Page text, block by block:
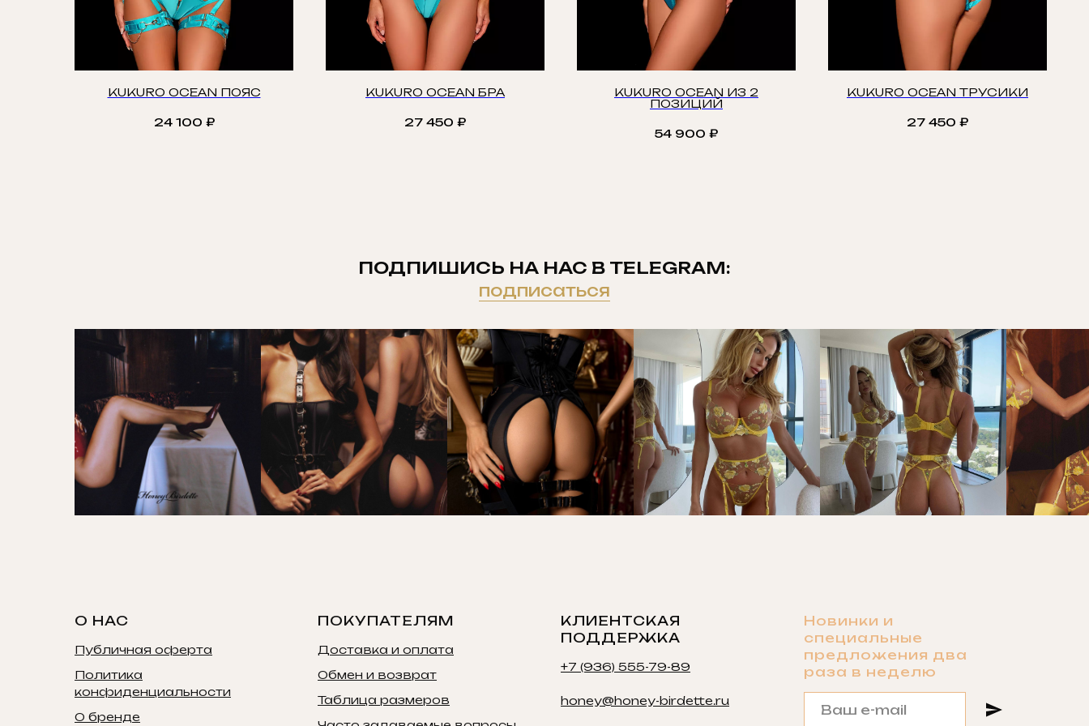
KUKURO OCEAN ПОЯС
24 100 ₽
KUKURO OCEAN БРА
27 450 ₽
KUKURO OCEAN ИЗ 2
ПОЗИЦИЙ
54 900 ₽
KUKURO OCEAN ТРУСИКИ
27 450 ₽
ПОДПИШИСЬ НА НАС В TELEGRAM:
подписаться
О НАС
Публичная оферта
Политика
конфиденциальности
О бренде
ПОКУПАТЕЛЯМ
Доставка и оплата
Обмен и возврат
Таблица размеров
КЛИЕНТСКАЯ
ПОДДЕРЖКА
+7 (936) 555-79-89
honey@honey-birdette.ru
Новинки и
специальные
предложения два
раза в неделю